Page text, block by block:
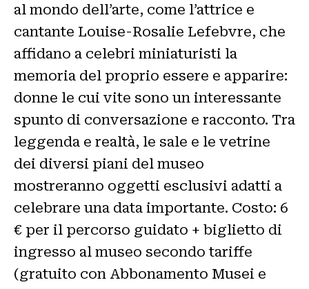
al mondo dell’arte, come l’attrice e
cantante Louise-Rosalie Lefebvre, che
affidano a celebri miniaturisti la
memoria del proprio essere e apparire:
donne le cui vite sono un interessante
spunto di conversazione e racconto. Tra
leggenda e realtà, le sale e le vetrine
dei diversi piani del museo
mostreranno oggetti esclusivi adatti a
celebrare una data importante. Costo: 6
€ per il percorso guidato + biglietto di
ingresso al museo secondo tariffe
(gratuito con Abbonamento Musei e